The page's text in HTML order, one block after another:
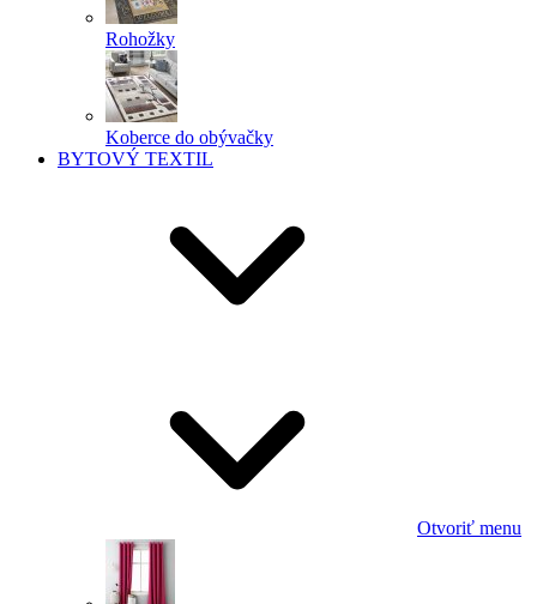
Rohožky
Koberce do obývačky
BYTOVÝ TEXTIL
Otvoriť menu